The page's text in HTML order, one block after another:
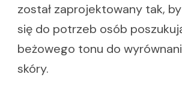
został zaprojektowany tak,
się do potrzeb osób
beżowego tonu do
skóry.